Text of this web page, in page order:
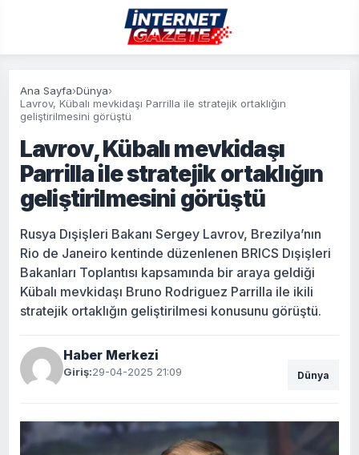
Ana Sayfa›Dünya›
Lavrov, Kübalı mevkidaşı Parrilla ile stratejik ortaklığın
geliştirilmesini görüştü
Lavrov, Kübalı mevkidaşı
Parrilla ile stratejik ortaklığın
geliştirilmesini görüştü
Rusya Dışişleri Bakanı Sergey Lavrov, Brezilya’nın
Rio de Janeiro kentinde düzenlenen BRICS Dışişleri
Bakanları Toplantısı kapsamında bir araya geldiği
Kübalı mevkidaşı Bruno Rodriguez Parrilla ile ikili
stratejik ortaklığın geliştirilmesi konusunu görüştü.
Haber Merkezi
Giriş:29-04-2025 21:09 Dünya